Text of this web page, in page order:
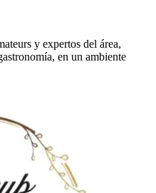
y expertos del área,
en un ambiente